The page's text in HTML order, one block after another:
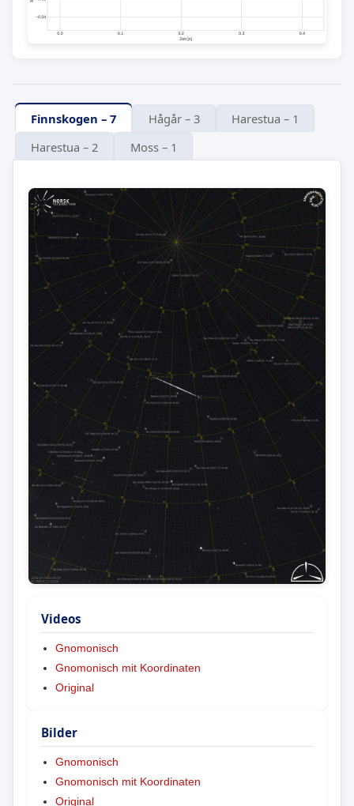
Finnskogen – 7 Hågår – 3
Harestua – 1
Harestua – 2
Moss – 1
Videos
Gnomonisch
Gnomonisch mit Koordinaten
Original
Bilder
Gnomonisch
Gnomonisch mit Koordinaten
Original